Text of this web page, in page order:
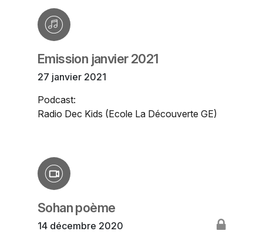
Emission janvier 2021
27 janvier 2021
Podcast:
Radio Dec Kids (Ecole La Découverte GE)
Sohan poème
14 décembre 2020